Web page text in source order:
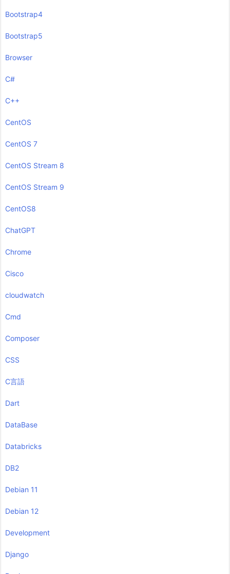
Bootstrap4
Bootstrap5
Browser
C#
C++
CentOS
CentOS 7
CentOS Stream 8
CentOS Stream 9
CentOS8
ChatGPT
Chrome
Cisco
cloudwatch
Cmd
Composer
CSS
C言語
Dart
DataBase
Databricks
DB2
Debian 11
Debian 12
Development
Django